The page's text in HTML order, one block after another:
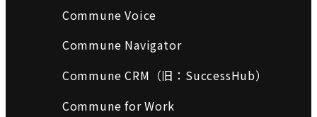
Commune Voice
Commune Navigator
Commune CRM（旧：SuccessHub）
Commune for Work